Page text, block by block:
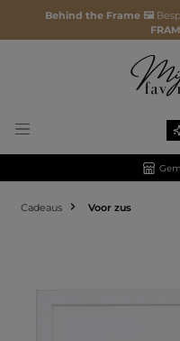
Behind the Frame 🖼️
Cadeaus Voor zus